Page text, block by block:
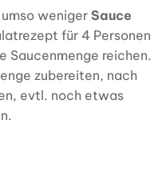
weniger Sauce
für 4 Personen
Saucenmenge reichen.
zubereiten, nach
evtl. noch etwas